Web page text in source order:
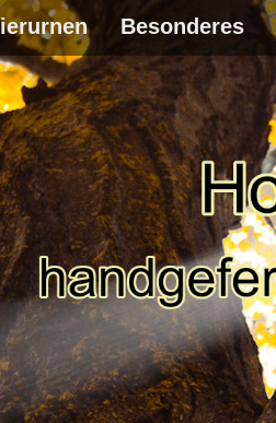
Besonderes